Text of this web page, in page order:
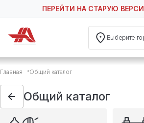
ПЕРЕЙТИ НА СТАРУЮ
Выберите
Общий каталог
Автосвет
Автотовары
Запчасти
Масла и технические жидкости
Главная Общий каталог
Общий каталог